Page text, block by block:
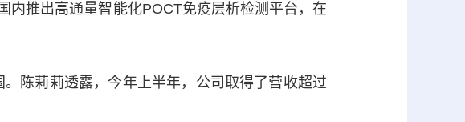
推出高通量智能化POCT免疫层析检测平台，在
陈莉莉透露，今年上半年，公司取得了营收超过